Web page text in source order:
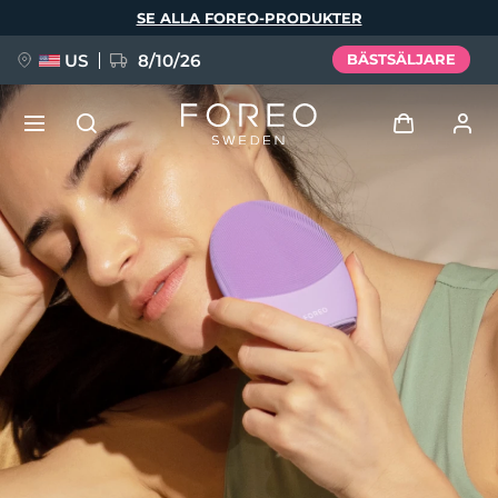
SE ALLA FOREO-PRODUKTER
US 8/10/26 BÄSTSÄLJARE
Användarprofil
Mina enheter
Mina beställningar
Mina adresser
Mina prenumerationer
NYHET
FAQ™ Pure Beauty-Tech Elixir
BREAKING NEWS
issa™ Teeth Whitening Set
Språk
English Deutsch
Español
Français
Italiano
Português
Svenska
Русский
Türkçe
简体中文 繁體中文